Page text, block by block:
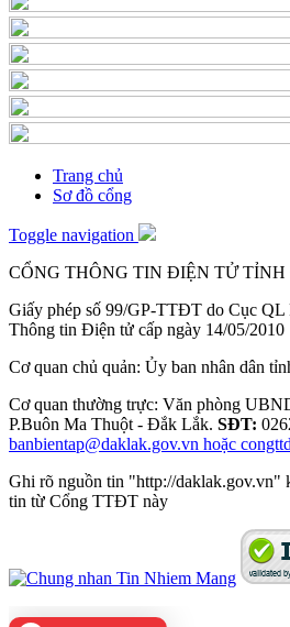
Trang chủ
Sơ đồ cổng
Toggle navigation
CỔNG THÔNG TIN ĐIỆN TỬ
Giấy phép số 99/GP-TTĐT do Cục QL
Thông tin Điện tử cấp ngày 14/05/2010
Cơ quan chủ quản: Ủy ban nhân dân
Cơ quan thường trực: Văn phòng
P.Buôn Ma Thuột - Đắk Lắk. SĐT:
banbientap@daklak.gov.vn hoặc
Ghi rõ nguồn tin "http://daklak.gov.vn"
tin từ Cổng TTĐT này